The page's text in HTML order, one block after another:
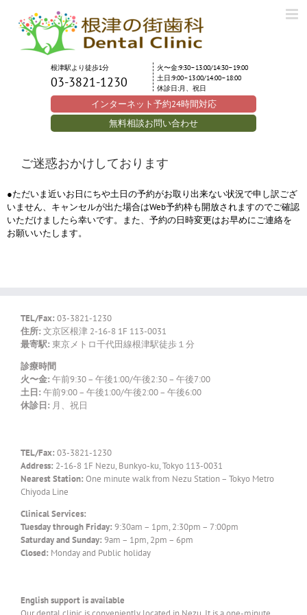
content
根津駅より徒歩1分
03-3821-1230
火〜金:9:30–13:00/14:30–19:00
土日:9:00–13:00/14:00–18:00
休診日:月、祝日
インターネット予約24時間対応
無料相談お問い合わせ
ご迷惑おかけしております
●ただいま近いお日にちや土日の予約がお取り出来ない状況で申し訳ござ
いません、キャンセルが出た場合はWeb予約枠も開放されますのでご確認
いただけましたら幸いです。また、予約の日時変更はお早めにご連絡を
お願いいたします。
TEL/Fax: 03-3821-1230
住所: 文京区根津 2-16-8 1F 113-0031
最寄駅: 東京メトロ千代田線根津駅徒歩１分
診療時間
火〜金: 午前9:30 – 午後1:00/午後2:30 – 午後7:00
土日: 午前9:00 – 午後1:00/午後2:00 – 午後6:00
休診日: 月、祝日
TEL/Fax: 03-3821-1230
Address: 2-16-8 1F Nezu, Bunkyo-ku, Tokyo 113-0031
Nearest Station: One minute walk from Nezu Station – Tokyo Metro
Chiyoda Line
Clinical Services:
Tuesday through Friday: 9:30am – 1pm, 2:30pm – 7:00pm
Saturday and Sunday: 9am – 1pm, 2pm – 6pm
Closed: Monday and Public holiday
English support is available